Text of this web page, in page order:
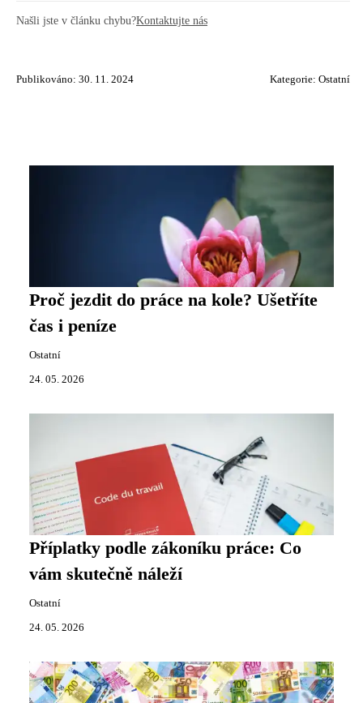
Našli jste v článku chybu?Kontaktujte nás
Publikováno: 30. 11. 2024 Kategorie: Ostatní
Proč jezdit do práce na kole? Ušetříte
čas i peníze
Ostatní
24. 05. 2026
Příplatky podle zákoníku práce: Co
vám skutečně náleží
Ostatní
24. 05. 2026